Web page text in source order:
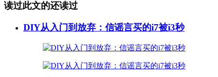
读过此文的还读过
DIY从入门到放弃：信谣言买的i7被i3秒